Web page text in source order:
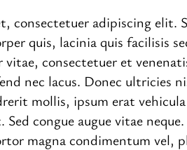
consectetuer adipiscing elit.
quis, lacinia quis facilisis
vitae, consectetuer et
nec lacus. Donec ultricies
mollis, ipsum erat
congue augue vitae
magna condimentum